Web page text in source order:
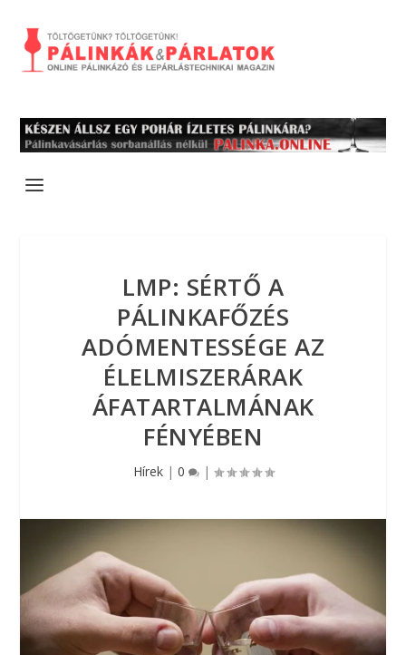
LMP: SÉRTŐ A
PÁLINKAFŐZÉS
ADÓMENTESSÉGE AZ
ÉLELMISZERÁRAK
ÁFATARTALMÁNAK
FÉNYÉBEN
Hírek| 0 |